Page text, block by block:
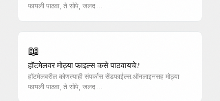
फायली पाठवा, ते सोपे, जलद …
📖
हॉटमेलवर मोठ्या फाइल्स कसे पाठवायचे?
हॉटमेलवरील कोणत्याही संपर्कास सेंडफाईल्स.ऑनलाइनसह मोठ्या
फायली पाठवा, ते सोपे, जलद …